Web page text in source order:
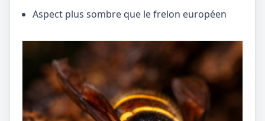
Aspect plus sombre que le frelon européen